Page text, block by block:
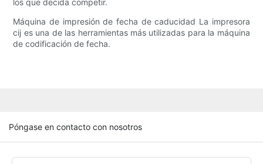
los que decida competir.
Máquina de impresión de fecha de caducidad La impresora
cij es una de las herramientas más utilizadas para la máquina
de codificación de fecha.
Póngase en contacto con nosotros